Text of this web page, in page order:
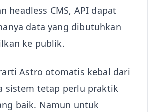
headless CMS, API dapat
data yang dibutuhkan
ke publik.
Astro otomatis kebal dari
sistem tetap perlu praktik
baik. Namun untuk